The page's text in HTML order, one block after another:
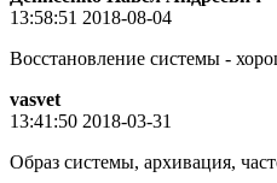
13:58:51 2018-08-04
Восстановление системы -
vasvet
13:41:50 2018-03-31
Образ системы, архивация,